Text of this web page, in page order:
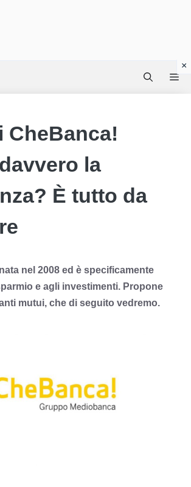
CheBanca!
la
È tutto da
nel 2008 ed è specificamente
e agli investimenti. Propone
mutui, che di seguito vedremo.